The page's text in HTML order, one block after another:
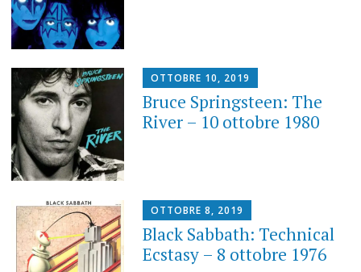
OTTOBRE 10, 2019
Bruce Springsteen: The
River – 10 ottobre 1980
OTTOBRE 8, 2019
Black Sabbath: Technical
Ecstasy – 8 ottobre 1976